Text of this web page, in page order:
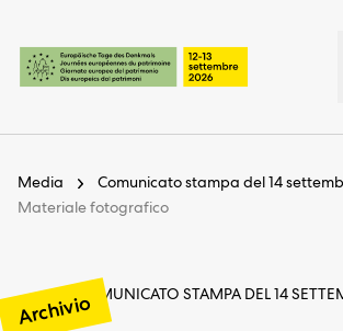
Pagine importanti
Pagina iniziale
Contenuto
Piano del sito
Metanavigazione
Media
Comunicato stampa del 14
Materiale fotografico
COMUNICATO STAMPA DEL 14
Archivio